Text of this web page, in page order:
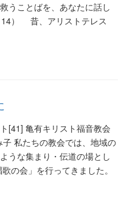
うことばを、あなたに話し
14） 昔、アリストテレス
[41] 亀有キリスト福音教会
私たちの教会では、地域の
うな集まり・伝道の場とし
の会」を行ってきました。